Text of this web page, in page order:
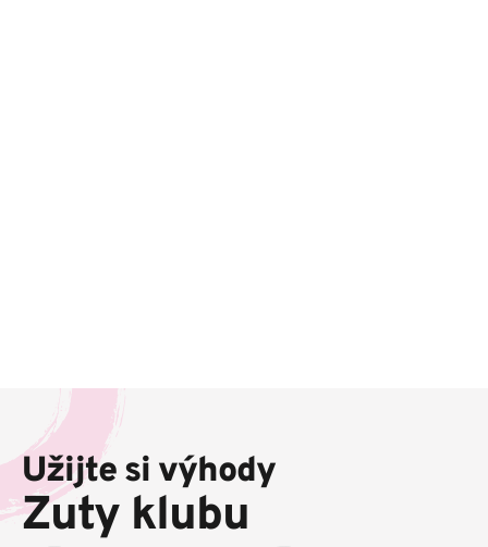
a
í
Užijte si výhody
Zuty klubu